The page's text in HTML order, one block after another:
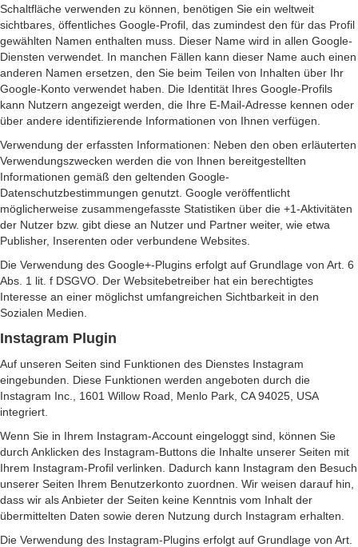
Schaltfläche verwenden zu können, benötigen Sie ein weltweit
sichtbares, öffentliches Google-Profil, das zumindest den für das Profil
gewählten Namen enthalten muss. Dieser Name wird in allen Google-
Diensten verwendet. In manchen Fällen kann dieser Name auch einen
anderen Namen ersetzen, den Sie beim Teilen von Inhalten über Ihr
Google-Konto verwendet haben. Die Identität Ihres Google-Profils
kann Nutzern angezeigt werden, die Ihre E-Mail-Adresse kennen oder
über andere identifizierende Informationen von Ihnen verfügen.
Verwendung der erfassten Informationen: Neben den oben erläuterten
Verwendungszwecken werden die von Ihnen bereitgestellten
Informationen gemäß den geltenden Google-
Datenschutzbestimmungen genutzt. Google veröffentlicht
möglicherweise zusammengefasste Statistiken über die +1-Aktivitäten
der Nutzer bzw. gibt diese an Nutzer und Partner weiter, wie etwa
Publisher, Inserenten oder verbundene Websites.
Die Verwendung des Google+-Plugins erfolgt auf Grundlage von Art. 6
Abs. 1 lit. f DSGVO. Der Websitebetreiber hat ein berechtigtes
Interesse an einer möglichst umfangreichen Sichtbarkeit in den
Sozialen Medien.
Instagram Plugin
Auf unseren Seiten sind Funktionen des Dienstes Instagram
eingebunden. Diese Funktionen werden angeboten durch die
Instagram Inc., 1601 Willow Road, Menlo Park, CA 94025, USA
integriert.
Wenn Sie in Ihrem Instagram-Account eingeloggt sind, können Sie
durch Anklicken des Instagram-Buttons die Inhalte unserer Seiten mit
Ihrem Instagram-Profil verlinken. Dadurch kann Instagram den Besuch
unserer Seiten Ihrem Benutzerkonto zuordnen. Wir weisen darauf hin,
dass wir als Anbieter der Seiten keine Kenntnis vom Inhalt der
übermittelten Daten sowie deren Nutzung durch Instagram erhalten.
Die Verwendung des Instagram-Plugins erfolgt auf Grundlage von Art.